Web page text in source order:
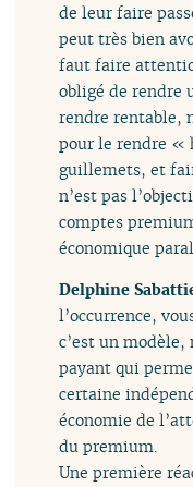
de leur faire
peut très bien
faut faire
obligé de rendre
rendre rentable,
pour le rendre «
guillemets, et
n’est pas
comptes
économique
Delphine
l’occurrence,
c’est un
payant qui
certaine
économie de
du premium.
Une première